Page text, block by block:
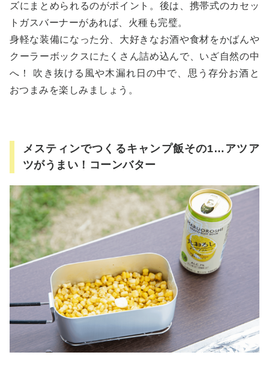
ズにまとめられるのがポイント。後は、携帯式のカセッ
トガスバーナーがあれば、火種も完璧。
身軽な装備になった分、大好きなお酒や食材をかばんや
クーラーボックスにたくさん詰め込んで、いざ自然の中
へ！ 吹き抜ける風や木漏れ日の中で、思う存分お酒と
おつまみを楽しみましょう。
メスティンでつくるキャンプ飯その1…アツア
ツがうまい！コーンバター